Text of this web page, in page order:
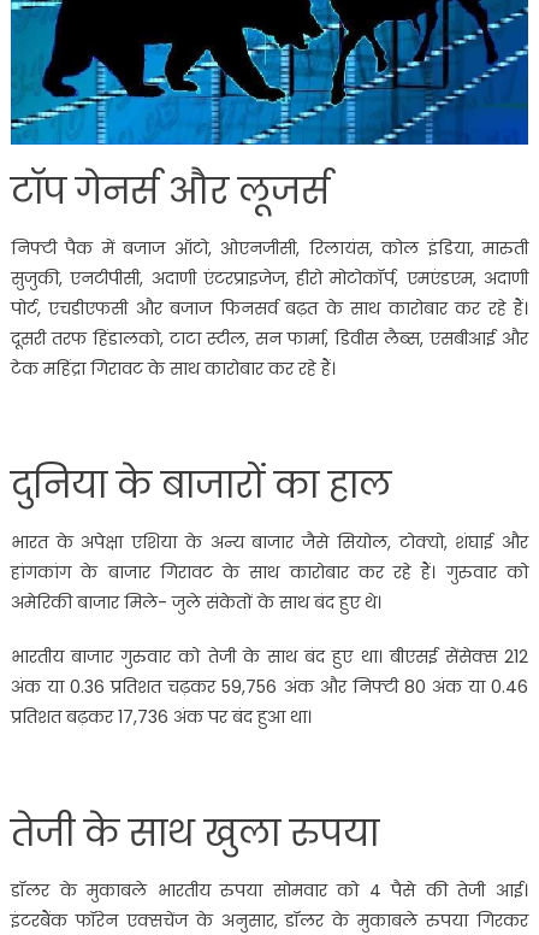
टॉप गेनर्स और लूजर्स
निफ्टी पैक में बजाज ऑटो, ओएनजीसी, रिलायंस, कोल इंडिया, मारुती
सुजुकी, एनटीपीसी, अदाणी एंटरप्राइजेज, हीरो मोटोकॉर्प, एमएंडएम, अदाणी
पोर्ट, एचडीएफसी और बजाज फिनसर्व बढ़त के साथ कारोबार कर रहे हैं।
दूसरी तरफ हिंडालको, टाटा स्टील, सन फार्मा, डिवीस लैब्स, एसबीआई और
टेक महिंद्रा गिरावट के साथ कारोबार कर रहे हैं।
दुनिया के बाजारों का हाल
भारत के अपेक्षा एशिया के अन्य बाजार जैसे सियोल, टोक्यो, शंघाई और
हांगकांग के बाजार गिरावट के साथ कारोबार कर रहे हैं। गुरुवार को
अमेरिकी बाजार मिले- जुले संकेतों के साथ बंद हुए थे।
भारतीय बाजार गुरुवार को तेजी के साथ बंद हुए था। बीएसई सेंसेक्स 212
अंक या 0.36 प्रतिशत चढ़कर 59,756 अंक और निफ्टी 80 अंक या 0.46
प्रतिशत बढ़कर 17,736 अंक पर बंद हुआ था।
तेजी के साथ खुला रुपया
डॉलर के मुकाबले भारतीय रुपया सोमवार को 4 पैसे की तेजी आई।
इंटरबैंक फॉरेन एक्सचेंज के अनुसार, डॉलर के मुकाबले रुपया गिरकर